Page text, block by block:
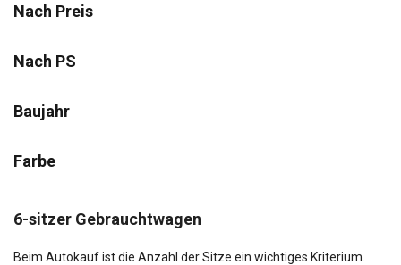
Nach Preis
Nach PS
Baujahr
Farbe
6-sitzer Gebrauchtwagen
Beim Autokauf ist die Anzahl der Sitze ein wichtiges Kriterium.